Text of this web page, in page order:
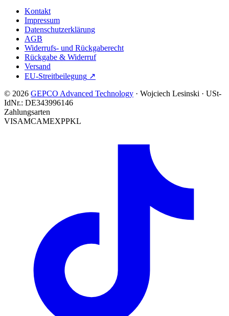
Kontakt
Impressum
Datenschutzerklärung
AGB
Widerrufs- und Rückgaberecht
Rückgabe & Widerruf
Versand
EU-Streitbeilegung ↗
© 2026 GEPCO Advanced Technology · Wojciech Lesinski · USt-
IdNr.: DE343996146
Zahlungsarten
VISAMCAMEXPPKL